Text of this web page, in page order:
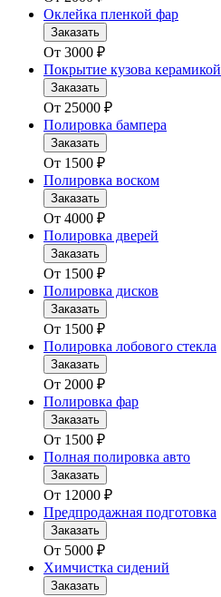
Оклейка пленкой фар
Заказать
От 3000 ₽
Покрытие кузова керамикой
Заказать
От 25000 ₽
Полировка бампера
Заказать
От 1500 ₽
Полировка воском
Заказать
От 4000 ₽
Полировка дверей
Заказать
От 1500 ₽
Полировка дисков
Заказать
От 1500 ₽
Полировка лобового стекла
Заказать
От 2000 ₽
Полировка фар
Заказать
От 1500 ₽
Полная полировка авто
Заказать
От 12000 ₽
Предпродажная подготовка
Заказать
От 5000 ₽
Химчистка сидений
Заказать